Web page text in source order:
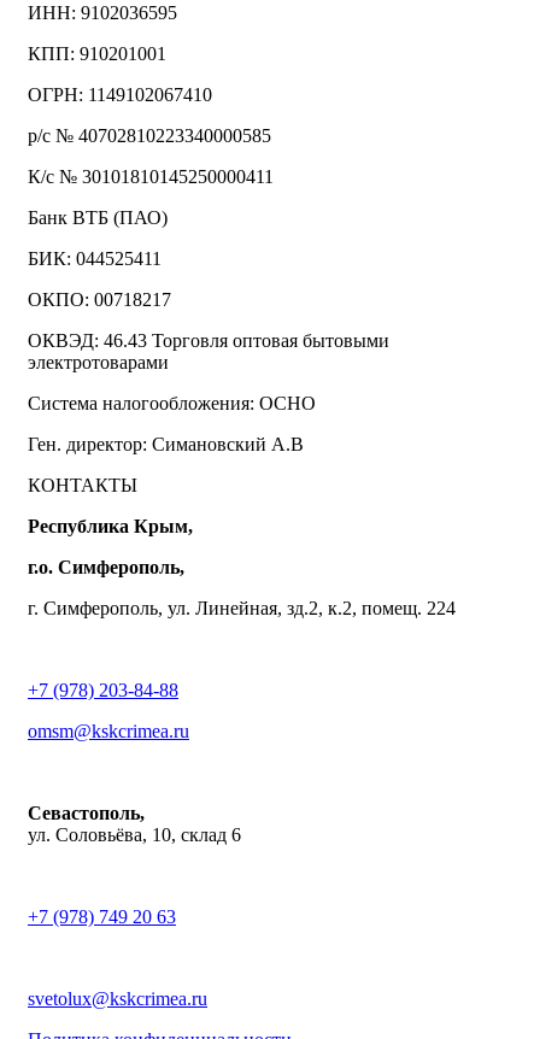
ИНН: 9102036595
КПП: 910201001
ОГРН: 1149102067410
р/с № 40702810223340000585
К/с № 30101810145250000411
Банк ВТБ (ПАО)
БИК: 044525411
ОКПО: 00718217
ОКВЭД: 46.43 Торговля оптовая бытовыми
электротоварами
Система налогообложения: ОСНО
Ген. директор: Симановский А.В
КОНТАКТЫ
Республика Крым,
г.о. Симферополь,
г. Симферополь, ул. Линейная, зд.2, к.2, помещ. 224
+7 (978) 203-84-88
omsm@kskcrimea.ru
Севастополь,
ул. Соловьёва, 10, склад 6
+7 (978) 749 20 63
svetolux@kskcrimea.ru